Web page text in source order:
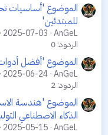
للمبتدئين'
AnGeL
2025-07-03
الردود: 0
الموضوع 'أفضل أدوات
AnGeL
2025-06-24
الردود: 2
الموضوع 'هندسة
الذكاء الاصطناعي
AnGeL
2025-05-15